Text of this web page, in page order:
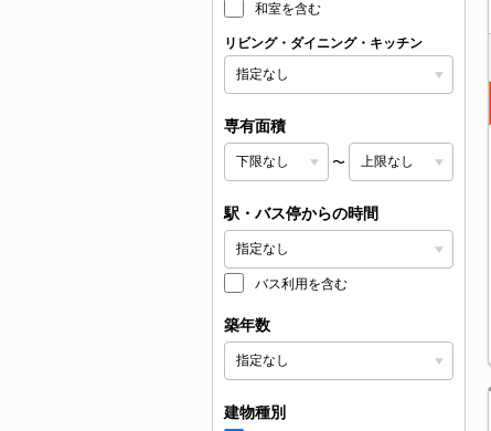
和室を含む
リビング・ダイニング・キッチン
専有面積
〜
駅・バス停からの時間
バス利用を含む
築年数
建物種別